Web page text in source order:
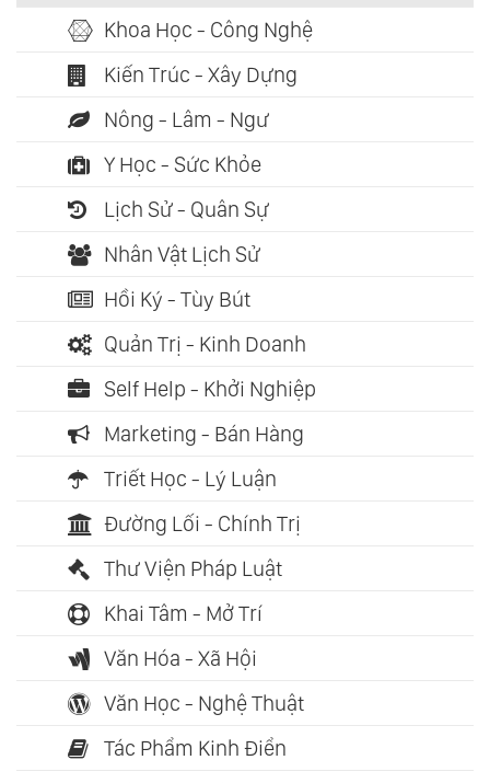
Khoa Học - Công Nghệ
Kiến Trúc - Xây Dựng
Nông - Lâm - Ngư
Y Học - Sức Khỏe
Lịch Sử - Quân Sự
Nhân Vật Lịch Sử
Hồi Ký - Tùy Bút
Quản Trị - Kinh Doanh
Self Help - Khởi Nghiệp
Marketing - Bán Hàng
Triết Học - Lý Luận
Đường Lối - Chính Trị
Thư Viện Pháp Luật
Khai Tâm - Mở Trí
Văn Hóa - Xã Hội
Văn Học - Nghệ Thuật
Tác Phẩm Kinh Điển